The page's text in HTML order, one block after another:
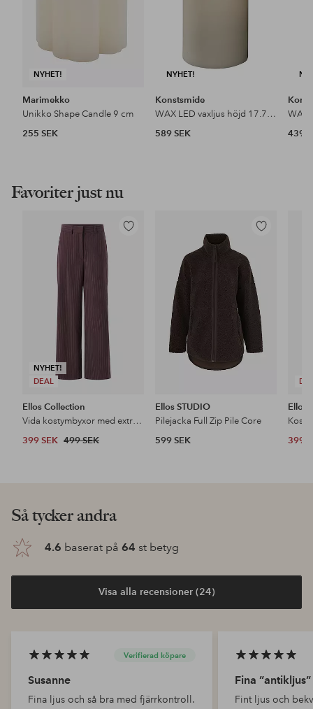
NYHET!
Marimekko
Unikko Shape Candle 9 cm
255 SEK
NYHET!
Konstsmide
WAX LED vaxljus höjd 17.7 cm
589 SEK
439
Favoriter just nu
NYHET!
DEAL
Lägg
Ellos Collection
Vida kostymbyxor med extra hög midja
399 SEK 499 SEK
Lägg
favoriter
Ellos STUDIO
Pilejacka Full Zip Pile Core
599 SEK
Ellos
399
Så tycker andra
4.6 baserat på 64 st betyg
Visa alla recensioner (24)
Verifierad köpare
Susanne
Fina ljus och så bra med fjärrkontroll.
Fina ”antikljus”
Fint ljus och